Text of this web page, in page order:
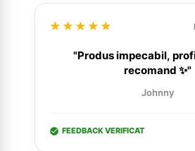
★★★★★
"Produs impecabil,
recomand ✨"
Johnny
FEEDBACK VERIFICAT